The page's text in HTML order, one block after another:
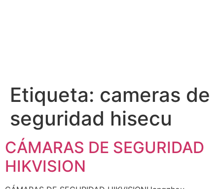
Etiqueta: cameras de
seguridad hisecu
CÁMARAS DE SEGURIDAD
HIKVISION